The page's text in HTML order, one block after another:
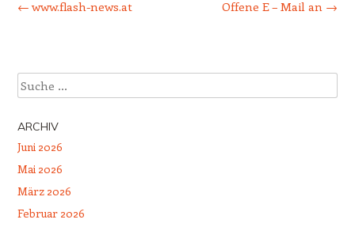
←www.flash-news.at Offene E – Mail an →
Suche
ARCHIV
Juni 2026
Mai 2026
März 2026
Februar 2026